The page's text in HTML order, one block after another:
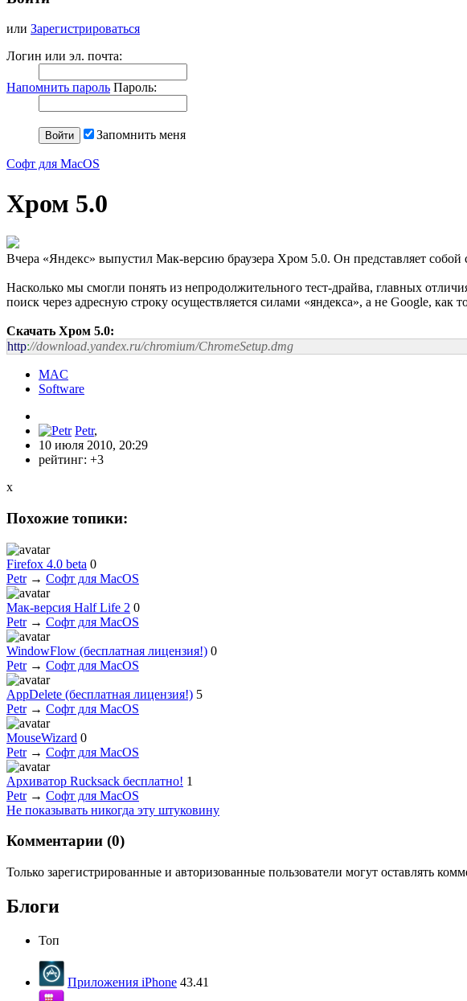
или Зарегистрироваться
Логин или эл. почта:
Напомнить пароль Пароль:
Запомнить меня
Софт для MacOS
Хром 5.0
Вчера «Яндекс» выпустил Мак-версию браузера Хром 5.0. Он представляет
Насколько мы смогли понять из непродолжительного тест-драйва, главных
поиск через адресную строку осуществляется силами «яндекса», а не Google, как
Скачать Хром 5.0:
http://download.yandex.ru/chromium/ChromeSetup.dmg
MAC
Software
Petr,
10 июля 2010, 20:29
рейтинг: +3
x
Похожие топики:
Firefox 4.0 beta 0
Petr→ Софт для MacOS
Мак-версия Half Life 2 0
Petr→ Софт для MacOS
WindowFlow (бесплатная лицензия!) 0
Petr→ Софт для MacOS
AppDelete (бесплатная лицензия!) 5
Petr→ Софт для MacOS
MouseWizard 0
Petr→ Софт для MacOS
Архиватор Rucksack бесплатно! 1
Petr→ Софт для MacOS
Не показывать никогда эту штуковину
Комментарии (0)
Только зарегистрированные и авторизованные пользователи могут оставлять
Блоги
Топ
Приложения iPhone 43.41